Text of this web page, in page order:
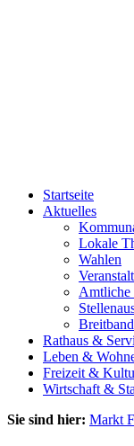
Startseite
Aktuelles
Lokale
Wahlen
Amtliche
Breitband
Rathaus &
Leben &
Freizeit &
Wirtschaft &
Sie sind hier: Markt